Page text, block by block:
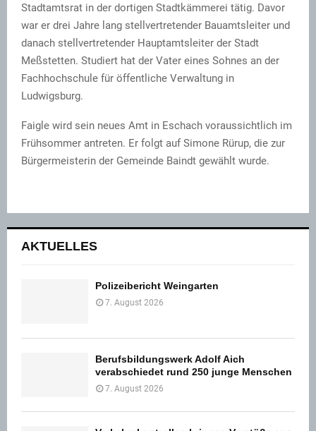
Stadtamtsrat in der dortigen Stadtkämmerei tätig. Davor
war er drei Jahre lang stellvertretender Bauamtsleiter und
danach stellvertretender Hauptamtsleiter der Stadt
Meßstetten. Studiert hat der Vater eines Sohnes an der
Fachhochschule für öffentliche Verwaltung in
Ludwigsburg.
Faigle wird sein neues Amt in Eschach voraussichtlich im
Frühsommer antreten. Er folgt auf Simone Rürup, die zur
Bürgermeisterin der Gemeinde Baindt gewählt wurde.
AKTUELLES
Polizeibericht Weingarten
7. August 2026
Berufsbildungswerk Adolf Aich
verabschiedet rund 250 junge Menschen
7. August 2026